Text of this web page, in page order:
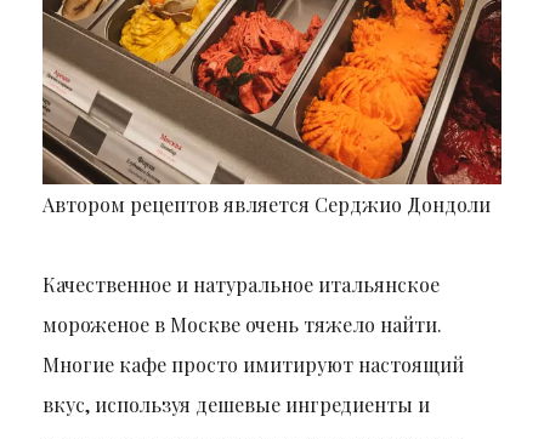
Автором рецептов является Серджио Дондоли
Качественное и натуральное итальянское
мороженое в Москве очень тяжело найти.
Многие кафе просто имитируют настоящий
вкус, используя дешевые ингредиенты и